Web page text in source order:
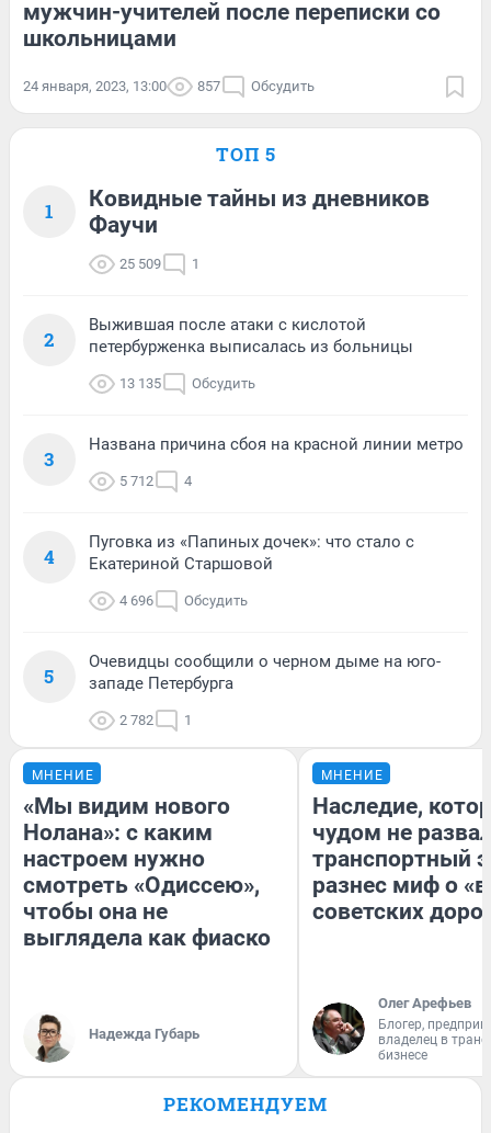
мужчин-учителей после переписки со
школьницами
24 января, 2023, 13:00 857 Обсудить
ТОП 5
1
Ковидные тайны из дневников
Фаучи
25 509 1
2
Выжившая после атаки с кислотой
петербурженка выписалась из больницы
13 135 Обсудить
3
Названа причина сбоя на красной линии метро
5 712 4
4
Пуговка из «Папиных дочек»: что стало с
Екатериной Старшовой
4 696 Обсудить
5
Очевидцы сообщили о черном дыме на юго-
западе Петербурга
2 782 1
МНЕНИЕ
«Мы видим нового
Нолана»: с каким
настроем нужно
смотреть «Одиссею»,
чтобы она не
выглядела как фиаско
Надежда Губарь
МНЕНИЕ
Наследие,
чудом не
транспортный
разнес миф о
советских
Олег Арефьев
Блогер,
владелец в
бизнесе
РЕКОМЕНДУЕМ